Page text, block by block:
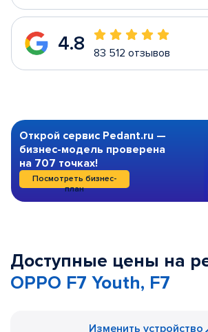
4.8 83 512 отзывов
Открой сервис Pedant.ru —
бизнес-модель проверена
на 707 точках!
Посмотреть бизнес-
план
Доступные цены на
OPPO F7 Youth, F7
Изменить устройство